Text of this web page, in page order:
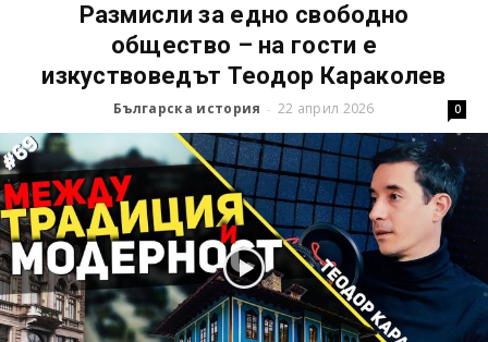
Размисли за едно свободно
общество – на гости е
изкуствоведът Теодор Караколев
Българска история - 22 април 2026 0